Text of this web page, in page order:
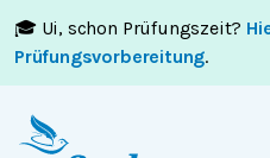
🎓 Ui, schon Prüfungszeit?
Prüfungsvorbereitung.
Springe zumInhaltoder